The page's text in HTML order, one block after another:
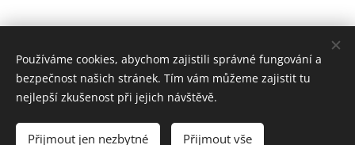
Cookies
Používáme cookies, abychom zajistili správné fungování a
bezpečnost našich stránek. Tím vám můžeme zajistit tu
nejlepší zkušenost při jejich návštěvě.
Přijmout jen nezbytné Přijmout vše